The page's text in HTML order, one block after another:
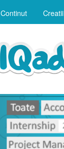
Continut Creatii